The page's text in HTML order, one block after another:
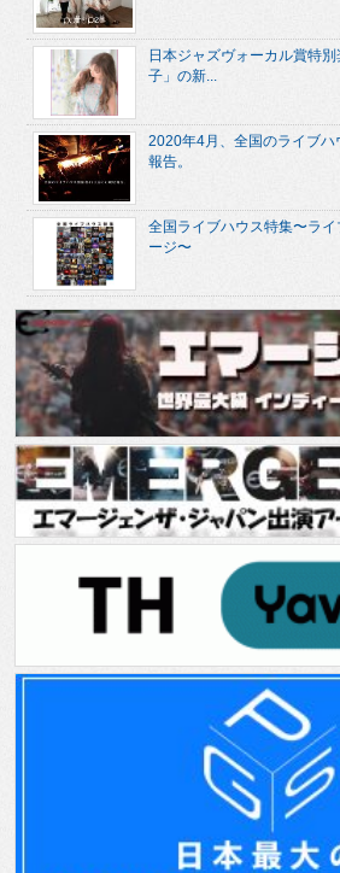
日本ジャズヴォーカル賞特
子」の新...
2020年4月、全国のライブ
報告。
全国ライブハウス特集〜ラ
ージ〜